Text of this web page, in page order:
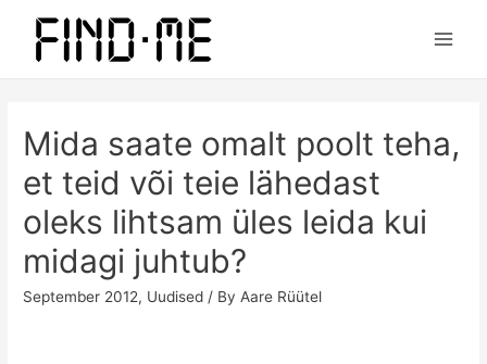
Mida saate omalt poolt teha,
et teid või teie lähedast
oleks lihtsam üles leida kui
midagi juhtub?
September 2012, Uudised / ByAare Rüütel